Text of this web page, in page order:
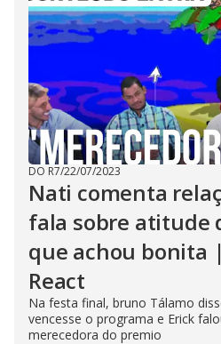
DO R7/22/07/2023
Nati comenta
fala sobre atitude
que achou bonita
React
Na festa final, bruno Tálamo
vencesse o programa e Erick
merecedora do premio